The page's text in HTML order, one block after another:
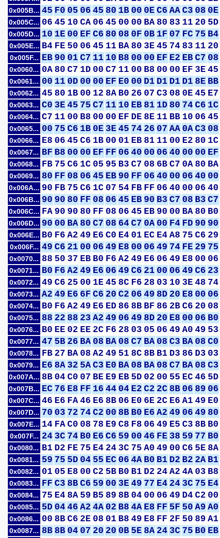
0x005B... 45 F0 05 06 45 80 1B 00 0E C6 AA C3 08 0E
0x005C... 06 45 10 CA 06 45 00 00 BA 80 83 11 20 5D
0x005D... 10 1E 00 EF C6 80 08 0F 0B 1F 07 FC 75 B4
0x005E... B4 FE 50 06 45 11 BA 80 3E 45 74 83 11 20
0x005F... EB 90 01 C7 11 10 B8 00 00 EF E2 EB C7 08
0x0060... 0A 80 C7 1D 00 C7 11 00 B8 00 00 EF 3E 45
0x0061... 00 11 0D 00 00 EF E0 00 D1 D1 D1 D1 8E BB
0x0062... 45 80 1B 00 12 8A B0 26 07 C3 08 0E 45 E7
0x0063... C0 3E 45 75 C7 11 10 EB 81 1D 80 74 C6 1C
0x0064... C7 11 00 B8 00 00 EF DE 8E 11 BB 10 06 45
0x0065... 00 75 C6 1B 0E 3E 45 74 26 07 AA 0A C3 08
0x0066... E8 06 45 C6 1B 00 01 EB 81 11 00 E2 80 1C
0x0067... BF B8 00 00 EF FF 06 40 00 06 40 00 00 EF
0x0068... FB 75 C6 1C 05 95 B3 C7 08 6B C7 0A 80 BA
0x0069... 80 FF 08 06 45 EB 90 FF 06 40 00 06 40 00
0x006A... 90 FB 75 C6 1C 07 54 FB FF 06 40 00 06 40
0x006B... 90 90 80 FF 08 06 45 EB 90 B3 C7 08 B3 C7
0x006C... FA 90 90 80 FF 08 06 45 EB 90 00 BA 80 B0
0x006D... 90 00 BA 80 C7 08 64 C7 0A 00 F4 FD 90 90
0x006E... B0 F6 A2 49 E6 C0 E4 01 EC E4 A8 75 C6 29
0x006F... 49 C6 21 00 06 49 E8 00 06 49 74 FE 29 75
0x0070... 88 50 37 EB B0 F6 A2 49 E6 06 49 E8 00 06
0x0071... B0 F6 A2 49 E6 06 49 C6 21 00 06 49 C6 23
0x0072... 49 C6 25 00 1E 45 8C F6 28 03 10 3E 48 74
0x0073... A2 49 E6 6F C6 20 C2 06 49 8D 20 E8 00 06
0x0074... B0 F6 A2 49 E6 ED 86 8B BF 86 2B C6 20 08
0x0075... 88 22 88 23 A2 49 06 49 8D 20 E8 00 06 B0
0x0076... B0 EE 02 EE 2C F6 28 03 05 06 49 A0 49 53
0x0077... 47 5B 26 BA 08 BA 08 C7 BA 08 C3 BA 08 C0
0x0078... FB 27 BA 08 A2 49 51 8C 8B B1 D3 86 D3 03
0x0079... E6 8A 32 5A C3 E0 BA 08 BA 08 C7 BA 08 C3
0x007A... 8B 04 C0 07 BE E9 EB 5D 02 00 55 EC 46 5D
0x007B... EC 76 E8 FF 16 44 04 E2 C2 2C 8B 06 89 06
0x007C... 46 E6 FA 46 E6 8B 06 E0 6E 2C E6 A1 49 E0
0x007D... 70 03 72 74 C2 00 8B B0 E6 A2 49 06 49 80
0x007E... 14 FA C0 08 78 E9 C8 F8 06 49 E5 C3 8B B0
0x007F... 24 3C 74 B0 E6 C6 59 00 46 FE 38 59 77 B0
0x0080... B1 D2 FE 75 E4 24 3C 75 A0 49 00 C6 5E 8A
0x0081... 59 75 5D 04 55 EC 06 4A B0 B1 D2 B2 2A B1
0x0082... 01 05 E8 00 C2 5B B0 B1 D2 24 A2 4A 03 B8
0x0083... FF C3 8B C6 59 00 3E 49 77 E4 24 3C 75 E4
0x0084... 75 E4 8A 59 B5 89 8B 04 00 06 49 D4 C2 00
0x0085... 5D 04 46 A2 4A 02 B8 4A E8 FF 5F 50 A9 A0
0x0086... 00 8B C6 2E 08 01 B8 49 E8 FF 2F 50 89 A1
0x0087... 8B 8B 04 07 20 20 0B 5E 8A 24 3C 75 B0 EB